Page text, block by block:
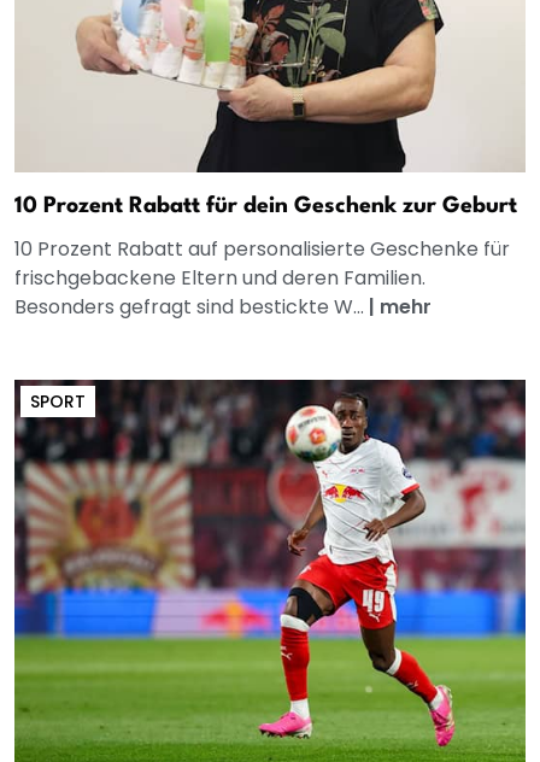
10 Prozent Rabatt für dein Geschenk zur Geburt
10 Prozent Rabatt auf personalisierte Geschenke für
frischgebackene Eltern und deren Familien.
Besonders gefragt sind bestickte W... | mehr
SPORT